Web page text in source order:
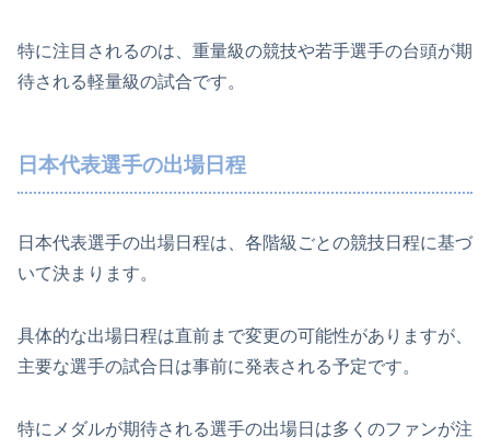
特に注目されるのは、重量級の競技や若手選手の台頭が期
待される軽量級の試合です。
日本代表選手の出場日程
日本代表選手の出場日程は、各階級ごとの競技日程に基づ
いて決まります。
具体的な出場日程は直前まで変更の可能性がありますが、
主要な選手の試合日は事前に発表される予定です。
特にメダルが期待される選手の出場日は多くのファンが注